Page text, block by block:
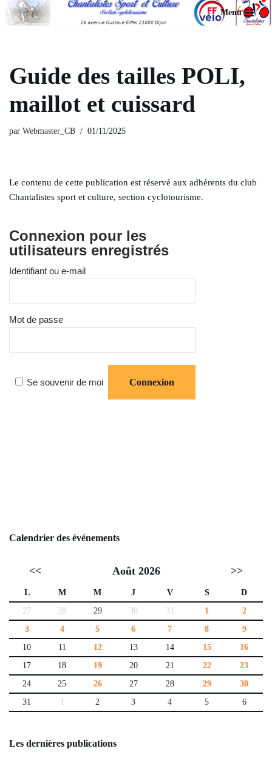
Menu
Guide des tailles POLI,
maillot et cuissard
par Webmaster_CB 01/11/2025
Le contenu de cette publication est réservé aux adhérents du club
Chantalistes sport et culture, section cyclotourisme.
Connexion pour les
utilisateurs enregistrés
Identifiant ou e-mail
Mot de passe
Se souvenir de moi
Calendrier des événements
<< Août 2026 >>
L M M J V S
D
27
28 29 30 31 1
2
3
4 5 6 7 8
9
10
11 12 13 14 15
16
17
18 19 20 21 22
23
24
25 26 27 28 29
30
31
1 2 3 4 5 6
Les dernières publications